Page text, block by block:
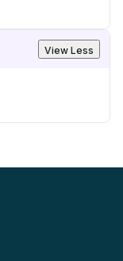
View Less